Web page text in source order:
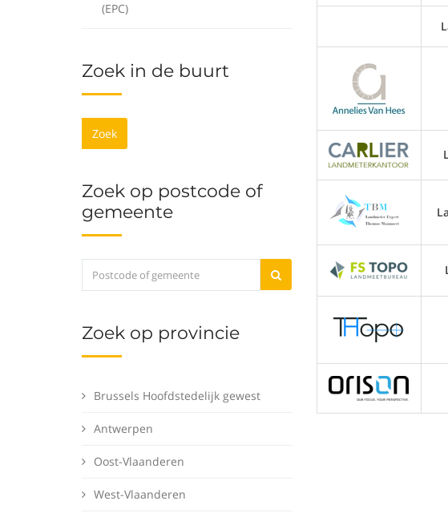
(EPC)
Zoek in de buurt
Zoek
Zoek op postcode of
gemeente
Zoek op provincie
Brussels Hoofdstedelijk gewest
Antwerpen
Oost-Vlaanderen
West-Vlaanderen